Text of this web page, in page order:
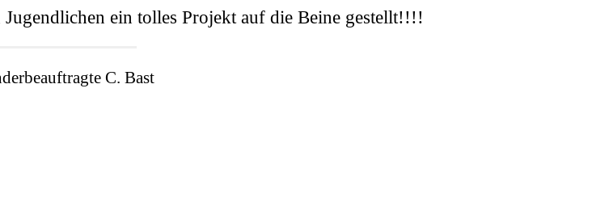
ein tolles Projekt auf die Beine gestellt!!!!
C. Bast